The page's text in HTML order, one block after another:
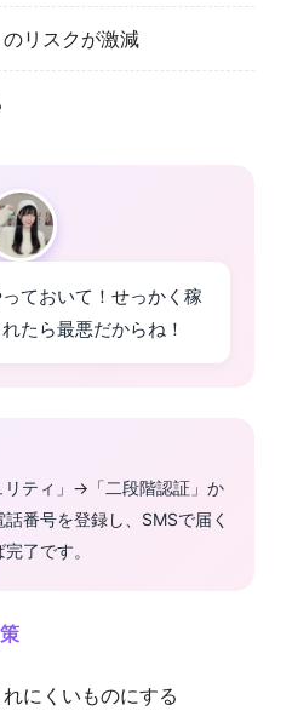
リスクが激減
ておいて！せっかく稼
たら最悪だからね！
リティ」→「二段階認証」か
番号を登録し、SMSで届く
了です。
にくいものにする